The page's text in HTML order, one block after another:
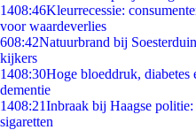
1408:46Kleurrecessie:
voor waardeverlies
608:42Natuurbrand bij
kijkers
1408:30Hoge bloeddruk, diabetes
dementie
1408:21Inbraak bij Haagse
sigaretten